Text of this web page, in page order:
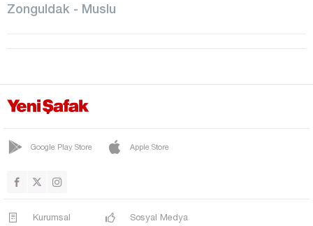
EREĞLİ
GÜLÜÇ
GÜMELİ
KARAPINAR
Zonguldak - Muslu
Google Play Store Apple Store
Kurumsal Sosyal Medya